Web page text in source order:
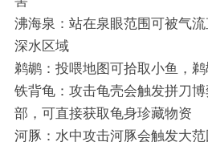
沸海泉：站在泉眼范围可被气
深水区域
鹈鹕：投喂地图可拾取小鱼，
铁背龟：攻击龟壳会触发拼刀
部，可直接获取龟身珍藏物资
河豚：水中攻击河豚会触发大